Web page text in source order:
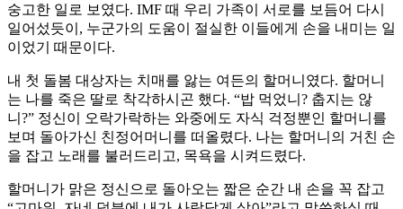
숭고한 일로 보였다. IMF 때 우리 가족이 서로를 보듬어 다시
일어섰듯이, 누군가의 도움이 절실한 이들에게 손을 내미는 일
이었기 때문이다.
내 첫 돌봄 대상자는 치매를 앓는 여든의 할머니였다. 할머니
는 나를 죽은 딸로 착각하시곤 했다. “밥 먹었니? 춥지는 않
니?” 정신이 오락가락하는 와중에도 자식 걱정뿐인 할머니를
보며 돌아가신 친정어머니를 떠올렸다. 나는 할머니의 거친 손
을 잡고 노래를 불러드리고, 목욕을 시켜드렸다.
할머니가 맑은 정신으로 돌아오는 짧은 순간 내 손을 꼭 잡고